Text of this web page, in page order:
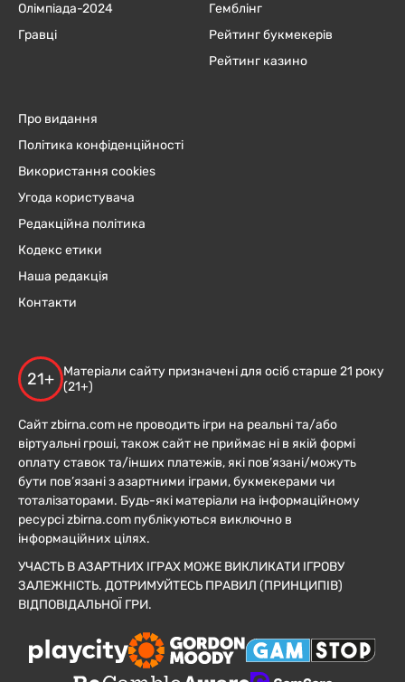
Олімпіада-2024
Гравці
Гемблінг
Рейтинг букмекерів
Рейтинг казино
Про видання
Політика конфіденційності
Використання cookies
Угода користувача
Редакційна політика
Кодекс етики
Наша редакція
Контакти
21+
Матеріали сайту призначені для осіб старше 21 року
(21+)
Сайт zbirna.com не проводить ігри на реальні та/або
віртуальні гроші, також сайт не приймає ні в якій формі
оплату ставок та/інших платежів, які пов’язані/можуть
бути пов’язані з азартними іграми, букмекерами чи
тоталізаторами. Будь-які матеріали на інформаційному
ресурсі zbirna.com публікуються виключно в
інформаційних цілях.
УЧАСТЬ В АЗАРТНИХ ІГРАХ МОЖЕ ВИКЛИКАТИ ІГРОВУ
ЗАЛЕЖНІСТЬ. ДОТРИМУЙТЕСЬ ПРАВИЛ (ПРИНЦИПІВ)
ВІДПОВІДАЛЬНОЇ ГРИ.